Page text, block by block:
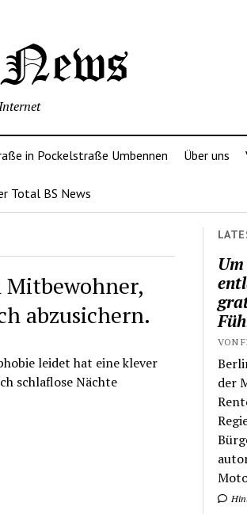
in Pockelstraße Umbennen Über uns
Total BS News
abzusichern.
leidet hat eine klever
schlaflose Nächte
VON
der